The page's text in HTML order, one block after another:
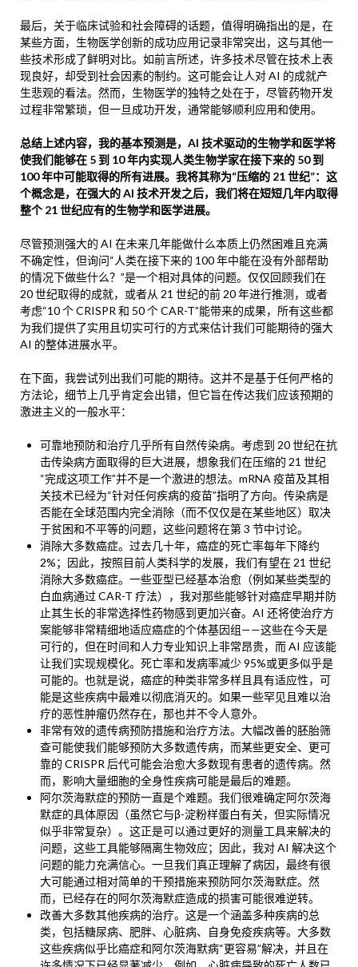
最后，关于临床试验和社会障碍的话题，值得明确指出的是，在
某些方面，生物医学创新的成功应用记录非常突出，这与其他一
些技术形成了鲜明对比。如前言所述，许多技术尽管在技术上表
现良好，却受到社会因素的制约。这可能会让人对 AI 的成就产
生悲观的看法。然而，生物医学的独特之处在于，尽管药物开发
过程非常繁琐，但一旦成功开发，通常能够顺利应用和使用。
总结上述内容，我的基本预测是，AI 技术驱动的生物学和医学将
使我们能够在 5 到 10 年内实现人类生物学家在接下来的 50 到
100 年中可能取得的所有进展。我将其称为“压缩的 21 世纪”：这
个概念是，在强大的 AI 技术开发之后，我们将在短短几年内取得
整个 21 世纪应有的生物学和医学进展。
尽管预测强大的 AI 在未来几年能做什么本质上仍然困难且充满
不确定性，但询问“人类在接下来的 100 年中能在没有外部帮助
的情况下做些什么？”是一个相对具体的问题。仅仅回顾我们在
20 世纪取得的成就，或者从 21 世纪的前 20 年进行推测，或者
考虑“10 个 CRISPR 和 50 个 CAR-T”能带来的成果，所有这些都
为我们提供了实用且切实可行的方式来估计我们可能期待的强大
AI 的整体进展水平。
在下面，我尝试列出我们可能的期待。这并不是基于任何严格的
方法论，细节上几乎肯定会出错，但它旨在传达我们应该预期的
激进主义的一般水平：
可靠地预防和治疗几乎所有自然传染病。考虑到 20 世纪在抗
击传染病方面取得的巨大进展，想象我们在压缩的 21 世纪
“完成这项工作”并不是一个激进的想法。mRNA 疫苗及其相
关技术已经为“针对任何疾病的疫苗”指明了方向。传染病是
否能在全球范围内完全消除（而不仅仅是在某些地区）取决
于贫困和不平等的问题，这些问题将在第 3 节中讨论。
消除大多数癌症。过去几十年，癌症的死亡率每年下降约
2%；因此，按照目前人类科学的发展，我们有望在 21 世纪
消除大多数癌症。一些亚型已经基本治愈（例如某些类型的
白血病通过 CAR-T 疗法），我对那些能够针对癌症早期并防
止其生长的非常选择性药物感到更加兴奋。AI 还将使治疗方
案能够非常精细地适应癌症的个体基因组——这些在今天是
可行的，但在时间和人力专业知识上非常昂贵，而 AI 应该能
让我们实现规模化。死亡率和发病率减少 95%或更多似乎是
可能的。也就是说，癌症的种类非常多样且具有适应性，可
能是这些疾病中最难以彻底消灭的。如果一些罕见且难以治
疗的恶性肿瘤仍然存在，那也并不令人意外。
非常有效的遗传病预防措施和治疗方法。大幅改善的胚胎筛
查可能使我们能够预防大多数遗传病，而某些更安全、更可
靠的 CRISPR 后代可能会治愈大多数现有患者的遗传病。然
而，影响大量细胞的全身性疾病可能是最后的难题。
阿尔茨海默症的预防一直是个难题。我们很难确定阿尔茨海
默症的具体原因（虽然它与β-淀粉样蛋白有关，但实际情况
似乎非常复杂）。这正是可以通过更好的测量工具来解决的
问题，这些工具能够隔离生物效应；因此，我对 AI 解决这个
问题的能力充满信心。一旦我们真正理解了病因，最终有很
大可能通过相对简单的干预措施来预防阿尔茨海默症。然
而，已经存在的阿尔茨海默症造成的损害可能很难逆转。
改善大多数其他疾病的治疗。这是一个涵盖多种疾病的总
类，包括糖尿病、肥胖、心脏病、自身免疫疾病等。大多数
这些疾病似乎比癌症和阿尔茨海默病“更容易”解决，并且在